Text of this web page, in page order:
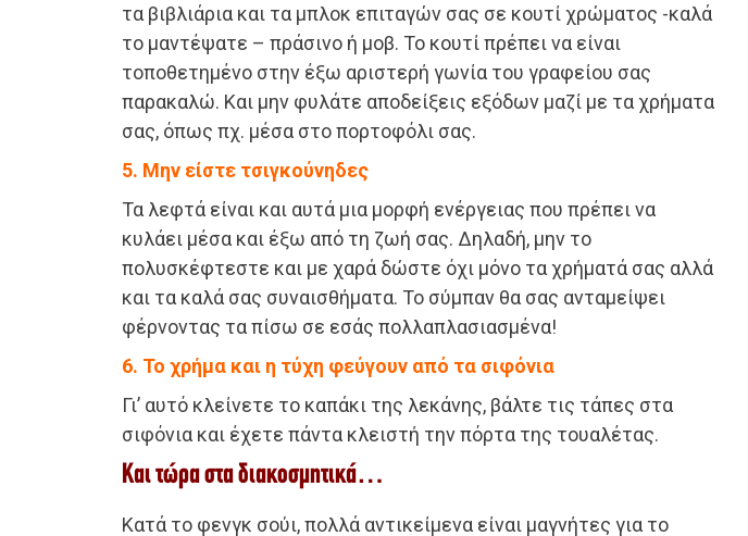
τα βιβλιάρια και τα μπλοκ επιταγών σας σε κουτί χρώματος -καλά
το μαντέψατε – πράσινο ή μοβ. Το κουτί πρέπει να είναι
τοποθετημένο στην έξω αριστερή γωνία του γραφείου σας
παρακαλώ. Και μην φυλάτε αποδείξεις εξόδων μαζί με τα χρήματα
σας, όπως πχ. μέσα στο πορτοφόλι σας.
5. Μην είστε τσιγκούνηδες
Τα λεφτά είναι και αυτά μια μορφή ενέργειας που πρέπει να
κυλάει μέσα και έξω από τη ζωή σας. Δηλαδή, μην το
πολυσκέφτεστε και με χαρά δώστε όχι μόνο τα χρήματά σας αλλά
και τα καλά σας συναισθήματα. Το σύμπαν θα σας ανταμείψει
φέρνοντας τα πίσω σε εσάς πολλαπλασιασμένα!
6. Το χρήμα και η τύχη φεύγουν από τα σιφόνια
Γι’ αυτό κλείνετε το καπάκι της λεκάνης, βάλτε τις τάπες στα
σιφόνια και έχετε πάντα κλειστή την πόρτα της τουαλέτας.
Και τώρα στα διακοσμητικά…
Κατά το φενγκ σούι, πολλά αντικείμενα είναι μαγνήτες για το